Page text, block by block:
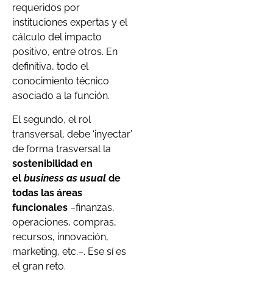
requeridos por
instituciones expertas y el
cálculo del impacto
positivo, entre otros. En
definitiva, todo el
conocimiento técnico
asociado a la función.
El segundo, el rol
transversal, debe ‘inyectar’
de forma trasversal la
sostenibilidad en
el business as usual de
todas las áreas
funcionales –finanzas,
operaciones, compras,
recursos, innovación,
marketing, etc.–. Ese sí es
el gran reto.